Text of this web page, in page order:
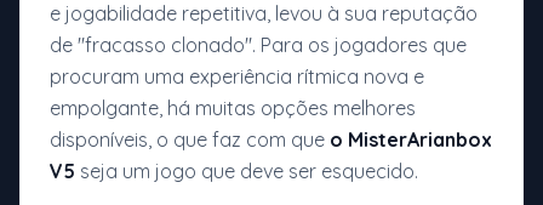
e jogabilidade repetitiva, levou à sua reputação
de "fracasso clonado". Para os jogadores que
procuram uma experiência rítmica nova e
empolgante, há muitas opções melhores
disponíveis, o que faz com que o MisterArianbox
V5 seja um jogo que deve ser esquecido.